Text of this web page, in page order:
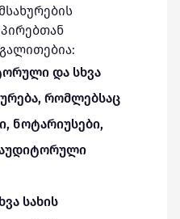
და სხვა
რომლებსაც
ნოტარიუსები,
სახის